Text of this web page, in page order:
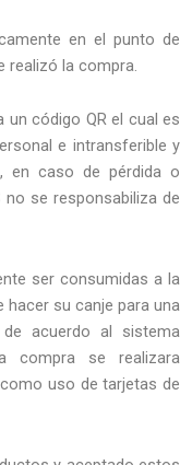
en el punto de
realizó la compra.
un código QR el cual es
e intransferible y
en caso de pérdida o
no se responsabiliza de
ser consumidas a la
hacer su canje para una
acuerdo al sistema
compra se realizara
uso de tarjetas de